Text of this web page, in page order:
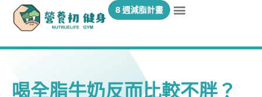
8 週減脂計畫
喝全脂牛奶反而比較不胖？